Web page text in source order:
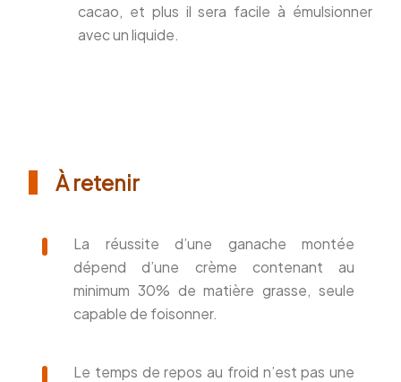
cacao, et plus il sera facile à émulsionner
avec un liquide.
À retenir
La réussite d’une ganache montée
dépend d’une crème contenant au
minimum 30% de matière grasse, seule
capable de foisonner.
Le temps de repos au froid n’est pas une